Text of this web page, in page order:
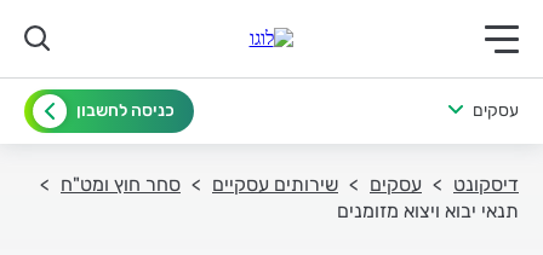
תפריט ראשי לנייד
עסקים כניסה לחשבון
דיסקונט עסקים שירותים עסקיים
סחר חוץ ומט"ח
תנאי יבוא ויצוא מזומנים